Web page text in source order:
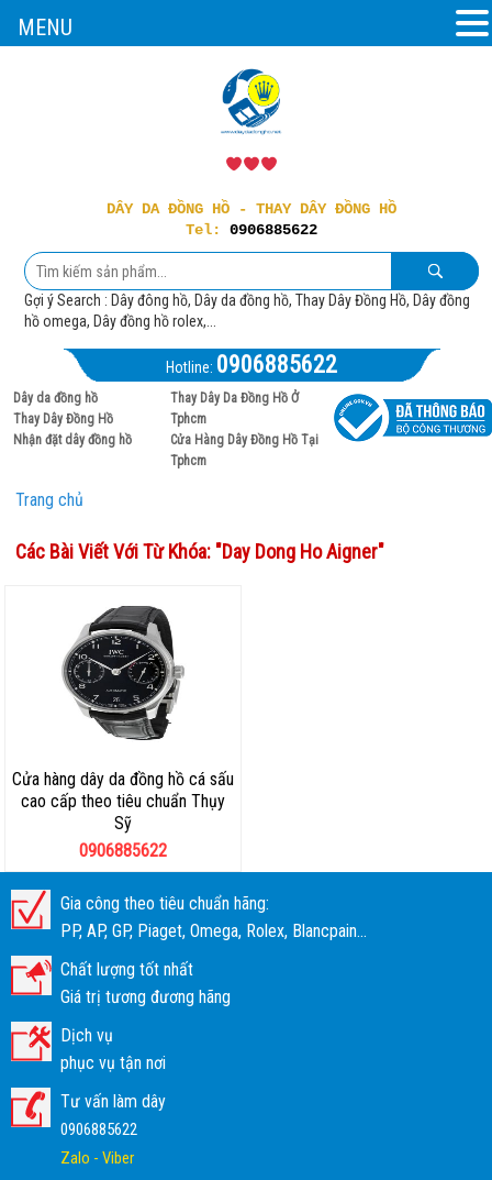
DÂY DA ĐỒNG HỒ - THAY DÂY ĐỒNG HỒ
Tel: 0906885622
Gợi ý Search : Dây đông hồ, Dây da đồng hồ, Thay Dây Đồng Hồ, Dây đồng
hồ omega, Dây đồng hồ rolex,...
Hotline: 0906885622
Dây da đồng hồ
Thay Dây Đồng Hồ
Nhận đặt dây đồng hồ
Thay Dây Da Đồng Hồ Ở
Tphcm
Cửa Hàng Dây Đồng Hồ Tại
Tphcm
Trang chủ
Các Bài Viết Với Từ Khóa: "Day Dong Ho Aigner"
Cửa hàng dây da đồng hồ cá sấu
cao cấp theo tiêu chuẩn Thụy
Sỹ
0906885622
Gia công theo tiêu chuẩn hãng:
PP, AP, GP, Piaget, Omega, Rolex, Blancpain...
Chất lượng tốt nhất
Giá trị tương đương hãng
Dịch vụ
phục vụ tận nơi
Tư vấn làm dây
0906885622
Zalo - Viber
MENU